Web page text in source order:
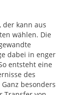
kann aus
wählen. Die
dabei in enger
entsteht eine
des
besonders